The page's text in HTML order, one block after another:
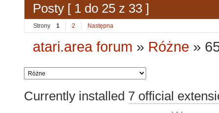
Posty [ 1 do 25 z 33 ]
Strony 1 2 Następna
atari.area forum » Różne »
Currently installed 7 official